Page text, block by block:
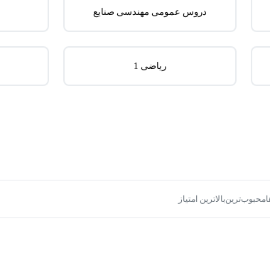
دروس عمومی مهندسی صنایع
ریاضی 1
محبوب‌ترینبالاترین امتیاز